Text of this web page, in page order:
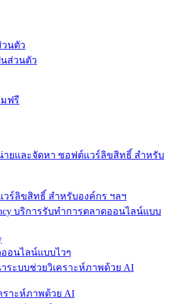
นตัว
ส่วนตัว
ร์ลิขสิทธิ์ สำหรับองค์กร ฯลฯ
อนไลน์แบบไวๆ
าะห์ภาพด้วย AI